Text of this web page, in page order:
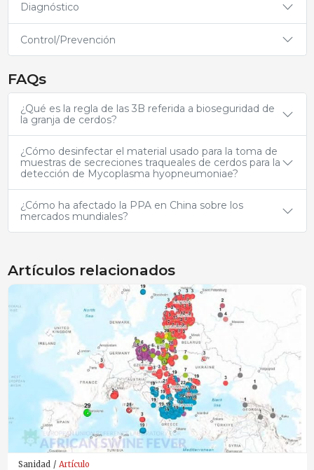
Diagnóstico
Control/Prevención
FAQs
¿Qué es la regla de las 3B referida a bioseguridad de
la granja de cerdos?
¿Cómo desinfectar el material usado para la toma de
muestras de secreciones traqueales de cerdos para la
detección de Mycoplasma hyopneumoniae?
¿Cómo ha afectado la PPA en China sobre los
mercados mundiales?
Artículos relacionados
Sanidad Artículo